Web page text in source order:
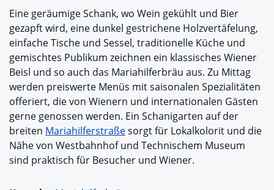
Eine geräumige Schank, wo Wein gekühlt und Bier
gezapft wird, eine dunkel gestrichene Holzvertäfelung,
einfache Tische und Sessel, traditionelle Küche und
gemischtes Publikum zeichnen ein klassisches Wiener
Beisl und so auch das Mariahilferbräu aus. Zu Mittag
werden preiswerte Menüs mit saisonalen Spezialitäten
offeriert, die von Wienern und internationalen Gästen
gerne genossen werden. Ein Schanigarten auf der
breiten Mariahilferstraßesorgt für Lokalkolorit und die
Nähe von Westbahnhof und Technischem Museum
sind praktisch für Besucher und Wiener.